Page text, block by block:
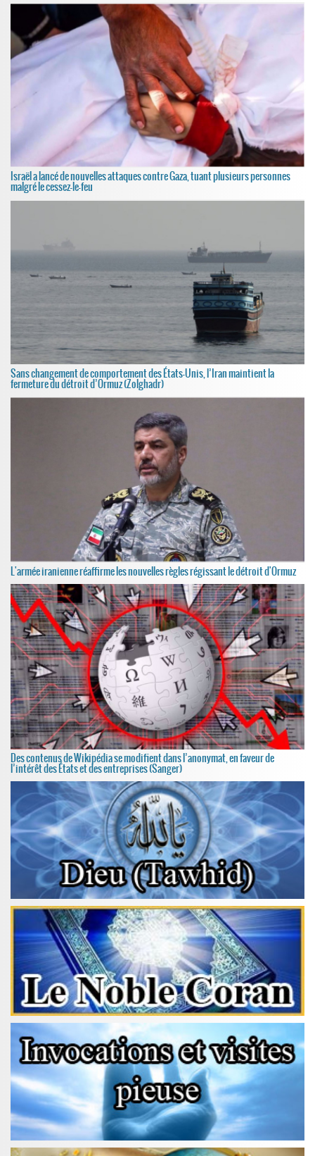
Israël a lancé de nouvelles attaques contre Gaza, tuant plusieurs personnes
malgré le cessez-le-feu
Sans changement de comportement des États-Unis, l’Iran maintient la
fermeture du détroit d’Ormuz (Zolghadr)
L'armée iranienne réaffirme les nouvelles règles régissant le détroit d'Ormuz
Des contenus de Wikipédia se modifient dans l’anonymat, en faveur de
l’intérêt des États et des entreprises (Sanger)